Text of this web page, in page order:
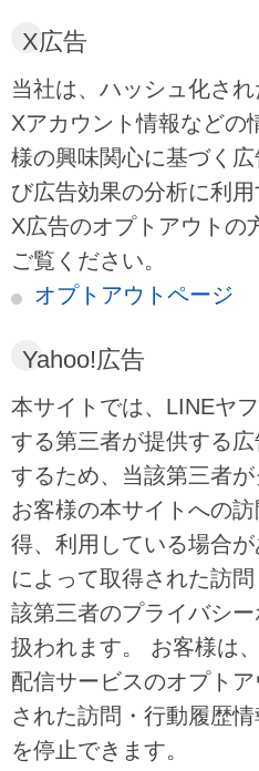
X広告
当社は、ハッシュ化さ
Xアカウント情報などの
様の興味関心に基づく
び広告効果の分析に利用
X広告のオプトアウトの
ご覧ください。
オプトアウトページ
Yahoo!広告
本サイトでは、LINEヤ
する第三者が提供する
するため、当該第三者
お客様の本サイトへの
得、利用している場合
によって取得された訪
該第三者のプライバシ
扱われます。 お客様は
配信サービスのオプト
された訪問・行動履歴
を停止できます。